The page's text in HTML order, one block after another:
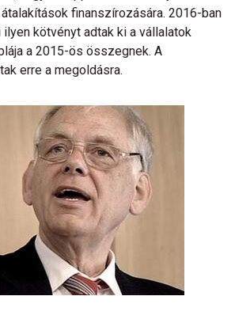
finanszírozására. 2016-ban
kötvényt adtak ki a vállalatok
a 2015-ös összegnek. A
erre a megoldásra.